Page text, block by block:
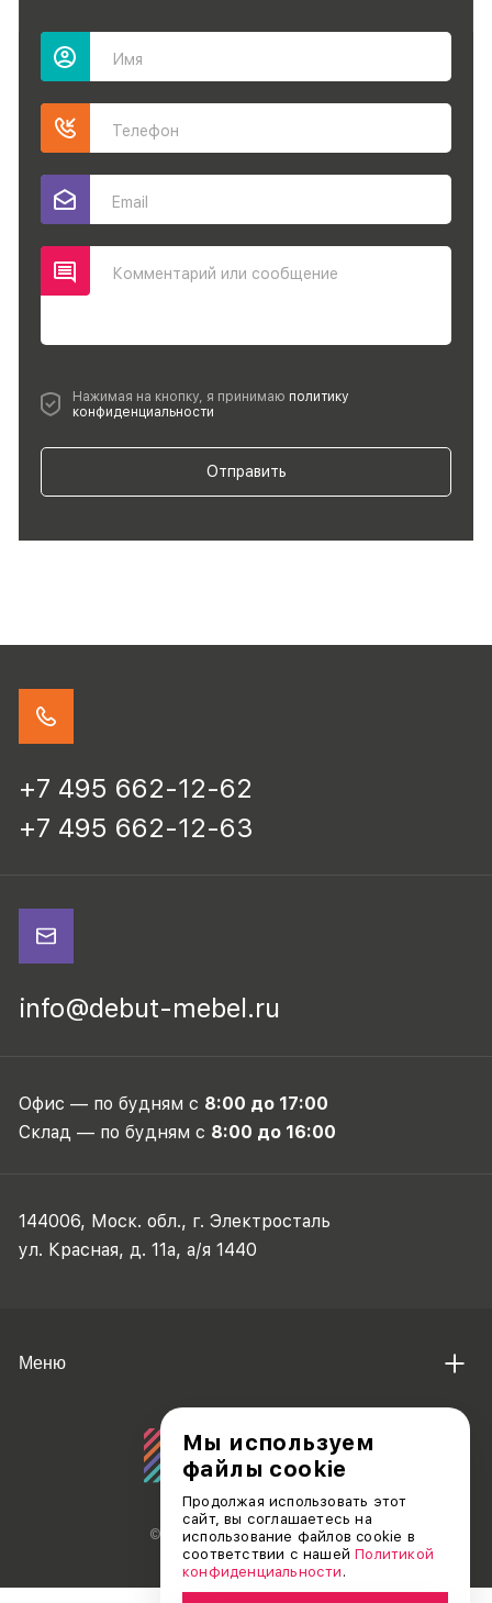
Имя
Телефон
Email
Комментарий или сообщение
Нажимая на кнопку, я принимаю политику
конфиденциальности
Отправить
+7 495 662-12-62
+7 495 662-12-63
info@debut-mebel.ru
Офис — по будням с 8:00 до 17:00
Склад — по будням с 8:00 до 16:00
144006, Моск. обл., г. Электросталь
ул. Красная, д. 11а, а/я 1440
© АО «ДЕБЮТ», 2011 — 2026
Меню
Мы используем
файлы cookie
Продолжая использовать этот
сайт, вы соглашаетесь на
использование файлов cookie в
соответствии с нашейПолитикой
конфиденциальности .